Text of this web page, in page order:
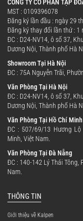
CÔNG TY CỔ PHẦN TẬP
MST : 0109396078
Đăng ký lần đầu : ngày 29
Đăng ký thay đổi lần thứ :
ĐC : D24-NV14, ô số 37,
Dương Nội, Thành phố Hà
Showroom Tại Hà Nội
ĐC : 75A Nguyễn Trãi,
Văn Phòng Tại Hà Nội
ĐC : D24-NV14, ô số 37,
Dương Nội, Thành phố Hà
Văn Phòng Tại Hồ Chí Minh
ĐC : 507/69/13 Hương
Minh, Việt Nam.
Văn Phòng Tại Đà Nẵng
ĐC : 140-142 Lý Thái Tông,
Nam.
THÔNG TIN
Giới thiệu về Kalpen